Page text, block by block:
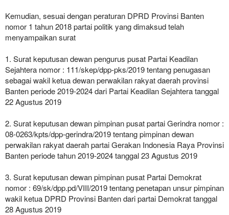
Kemudian, sesuai dengan peraturan DPRD Provinsi Banten
nomor 1 tahun 2018 partai politik yang dimaksud telah
menyampaikan surat
1. Surat keputusan dewan pengurus pusat Partai Keadilan
Sejahtera nomor : 111/skep/dpp-pks/2019 tentang penugasan
sebagai wakil ketua dewan perwakilan rakyat daerah provinsi
Banten periode 2019-2024 dari Partai Keadilan Sejahtera tanggal
22 Agustus 2019
2. Surat keputusan dewan pimpinan pusat partai Gerindra nomor :
08-0263/kpts/dpp-gerindra/2019 tentang pimpinan dewan
perwakilan rakyat daerah partai Gerakan Indonesia Raya Provinsi
Banten periode tahun 2019-2024 tanggal 23 Agustus 2019
3. Surat keputusan dewan pimpinan pusat Partai Demokrat
nomor : 69/sk/dpp.pd/VIII/2019 tentang penetapan unsur pimpinan
wakil ketua DPRD Provinsi Banten dari partai Demokrat tanggal
28 Agustus 2019